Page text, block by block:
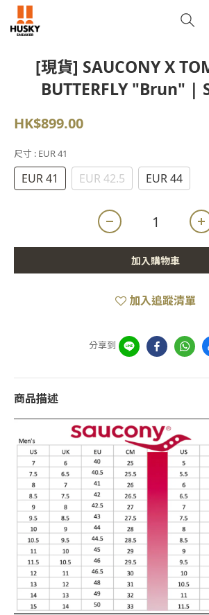
[現貨] SAUCONY X
BUTTERFLY "Brun" |
HK$899.00
尺寸 : EUR 41
EUR 41 EUR 42.5 EUR 44
加入購物車
加入追蹤清單
分享到
商品描述